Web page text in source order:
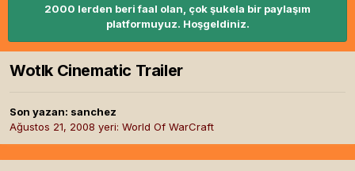
2000 lerden beri faal olan, çok şukela bir paylaşım
platformuyuz. Hoşgeldiniz.
Wotlk Cinematic Trailer
Son yazan: sanchez
Ağustos 21, 2008 yeri: World Of WarCraft